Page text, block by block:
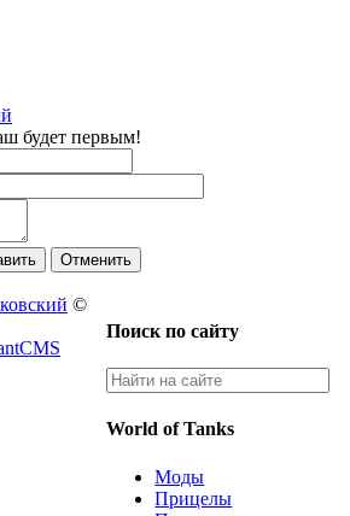
будет первым!
Отменить
Поиск по сайту
World of Tanks
Моды
Прицелы
©